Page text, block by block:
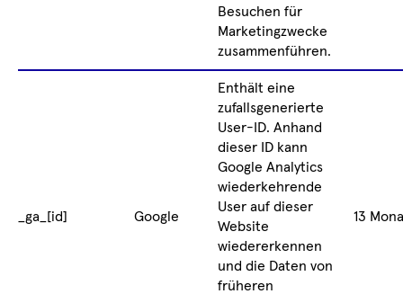
Besuchen für
Marketingzwecke
zusammenführen.
_ga_[id] Google
Enthält eine
zufallsgenerierte
User-ID. Anhand
dieser ID kann
Google Analytics
wiederkehrende
User auf dieser
Website
wiedererkennen
und die Daten von
früheren
13